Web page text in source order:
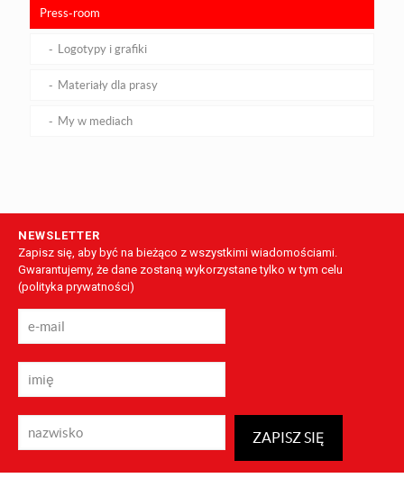
Press-room
Logotypy i grafiki
Materiały dla prasy
My w mediach
NEWSLETTER
Zapisz się, aby być na bieżąco z wszystkimi wiadomościami.
Gwarantujemy, że dane zostaną wykorzystane tylko w tym celu
(polityka prywatności)